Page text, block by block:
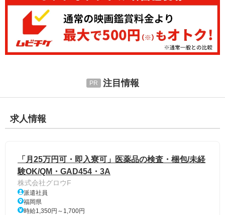
注目情報
求人情報
「月25万円可・即入寮可」医薬品の検査・梱包/未経
験OK/QM・GAD454・3A
株式会社グロウF
派遣社員
福岡県
時給1,350円～1,700円